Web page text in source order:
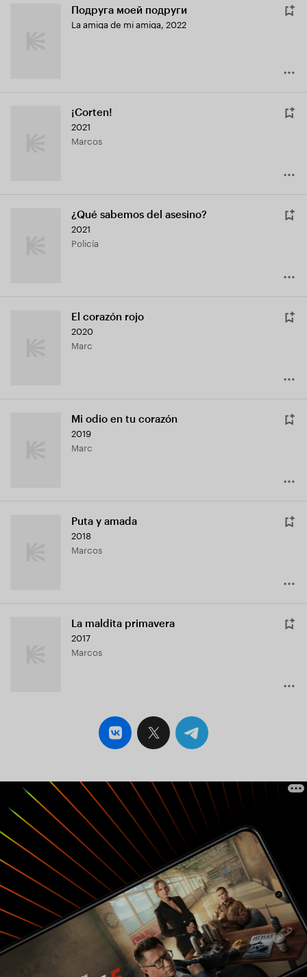
Подруга моей подруги
La amiga de mi amiga, 2022
¡Corten!
2021
Marcos
¿Qué sabemos del asesino?
2021
Policía
El corazón rojo
2020
Marc
Mi odio en tu corazón
2019
Marc
Puta y amada
2018
Marcos
La maldita primavera
2017
Marcos